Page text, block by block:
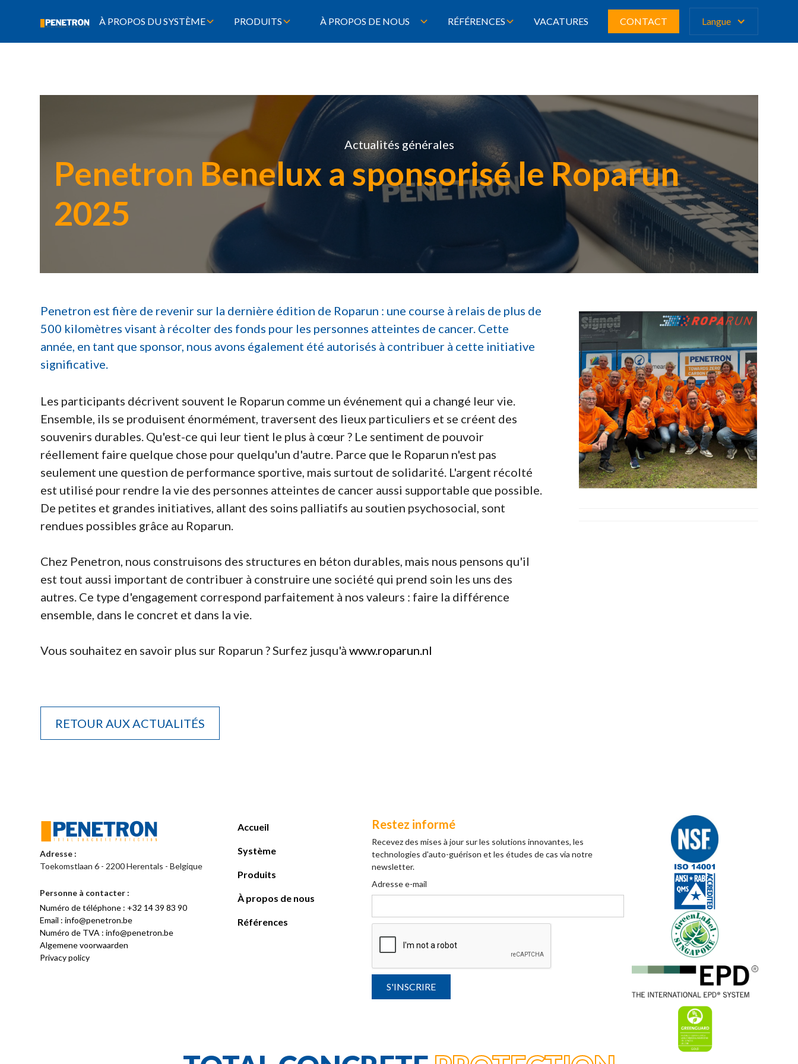
À PROPOS DU SYSTÈME PRODUITS À PROPOS DE NOUS RÉFÉRENCES VACATURES CONTACT Langue
Actualités générales
Penetron Benelux a sponsorisé le Roparun
2025
Penetron est fière de revenir sur la dernière édition de Roparun : une course à relais de plus de
500 kilomètres visant à récolter des fonds pour les personnes atteintes de cancer. Cette
année, en tant que sponsor, nous avons également été autorisés à contribuer à cette initiative
significative.
Les participants décrivent souvent le Roparun comme un événement qui a changé leur vie.
Ensemble, ils se produisent énormément, traversent des lieux particuliers et se créent des
souvenirs durables. Qu'est-ce qui leur tient le plus à cœur ? Le sentiment de pouvoir
réellement faire quelque chose pour quelqu'un d'autre. Parce que le Roparun n'est pas
seulement une question de performance sportive, mais surtout de solidarité. L'argent récolté
est utilisé pour rendre la vie des personnes atteintes de cancer aussi supportable que possible.
De petites et grandes initiatives, allant des soins palliatifs au soutien psychosocial, sont
rendues possibles grâce au Roparun.
Chez Penetron, nous construisons des structures en béton durables, mais nous pensons qu'il
est tout aussi important de contribuer à construire une société qui prend soin les uns des
autres. Ce type d'engagement correspond parfaitement à nos valeurs : faire la différence
ensemble, dans le concret et dans la vie.
Vous souhaitez en savoir plus sur Roparun ? Surfez jusqu'à www.roparun.nl
RETOUR AUX ACTUALITÉS
Adresse :
Toekomstlaan 6 - 2200 Herentals - Belgique
Personne à contacter :
Numéro de téléphone : +32 14 39 83 90
Email : info@penetron.be
Numéro de TVA : info@penetron.be
Algemene voorwaarden
Privacy policy
Accueil
Système
Produits
À propos de nous
Références
Restez informé
Recevez des mises à jour sur les solutions innovantes, les
technologies d'auto-guérison et les études de cas via notre
newsletter.
Adresse e-mail